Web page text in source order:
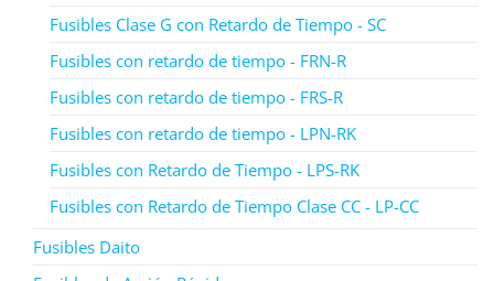
Fusibles Clase G con Retardo de Tiempo - SC
Fusibles con retardo de tiempo - FRN-R
Fusibles con retardo de tiempo - FRS-R
Fusibles con retardo de tiempo - LPN-RK
Fusibles con Retardo de Tiempo - LPS-RK
Fusibles con Retardo de Tiempo Clase CC - LP-CC
Fusibles Daito